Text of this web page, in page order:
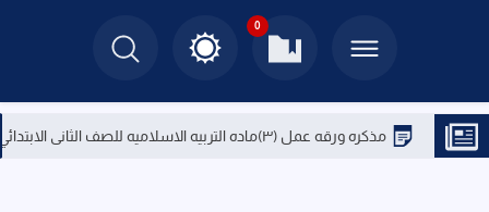
0
مذكره ورقه عمل (٣)ماده التربيه الاسلاميه للصف الثانى الابتدائي